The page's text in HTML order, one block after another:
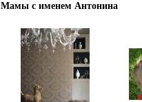
Мамы с именем Антонина